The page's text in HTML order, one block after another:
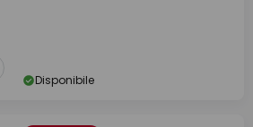
Disponibile